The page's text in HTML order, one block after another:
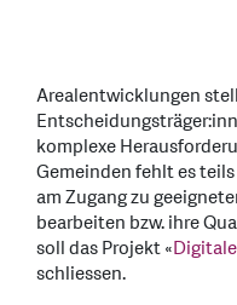
Arealentwicklungen
komplexe
Gemeinden fehlt es
am Zugang zu
bearbeiten bzw. ihre
soll das Projekt «
schliessen.